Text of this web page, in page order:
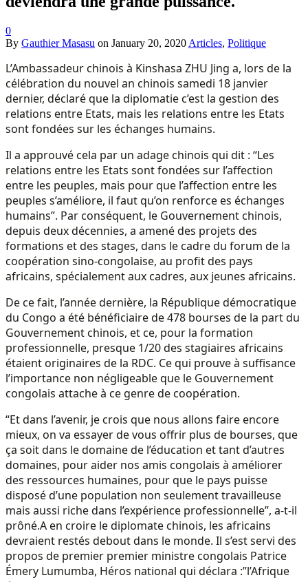
0
By Gauthier Masasu on January 20, 2020 Articles, Politique
L’Ambassadeur chinois à Kinshasa ZHU Jing a, lors de la
célébration du nouvel an chinois samedi 18 janvier
dernier, déclaré que la diplomatie c’est la gestion des
relations entre Etats, mais les relations entre les Etats
sont fondées sur les échanges humains.
Il a approuvé cela par un adage chinois qui dit : “Les
relations entre les Etats sont fondées sur l’affection
entre les peuples, mais pour que l’affection entre les
peuples s’améliore, il faut qu’on renforce es échanges
humains”. Par conséquent, le Gouvernement chinois,
depuis deux décennies, a amené des projets des
formations et des stages, dans le cadre du forum de la
coopération sino-congolaise, au profit des pays
africains, spécialement aux cadres, aux jeunes africains.
De ce fait, l’année dernière, la République démocratique
du Congo a été bénéficiaire de 478 bourses de la part du
Gouvernement chinois, et ce, pour la formation
professionnelle, presque 1/20 des stagiaires africains
étaient originaires de la RDC. Ce qui prouve à suffisance
l’importance non négligeable que le Gouvernement
congolais attache à ce genre de coopération.
“Et dans l’avenir, je crois que nous allons faire encore
mieux, on va essayer de vous offrir plus de bourses, que
ça soit dans le domaine de l’éducation et tant d’autres
domaines, pour aider nos amis congolais à améliorer
des ressources humaines, pour que le pays puisse
disposé d’une population non seulement travailleuse
mais aussi riche dans l’expérience professionnelle”, a-t-il
prôné.A en croire le diplomate chinois, les africains
devraient restés debout dans le monde. Il s’est servi des
propos de premier premier ministre congolais Patrice
Émery Lumumba, Héros national qui déclara :”l’Afrique